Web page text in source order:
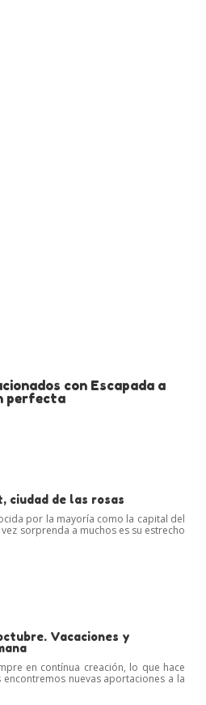
con Escapada a
perfecta
ciudad de las rosas
por la mayoría como la capital del
sorprenda a muchos es su estrecho
Vacaciones y
en contínua creación, lo que hace
nuevas aportaciones a la